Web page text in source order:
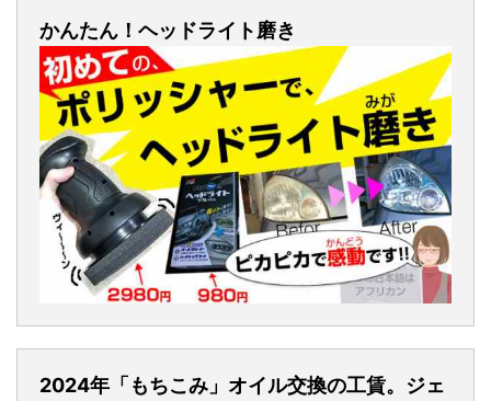
かんたん！ヘッドライト磨き
2024年「もちこみ」オイル交換の工賃。ジェ